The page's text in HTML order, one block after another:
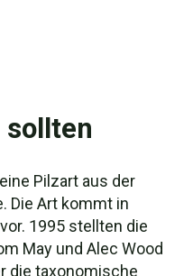
sollten
Pilzart aus der
Die Art kommt in
1995 stellten die
May und Alec Wood
die taxonomische